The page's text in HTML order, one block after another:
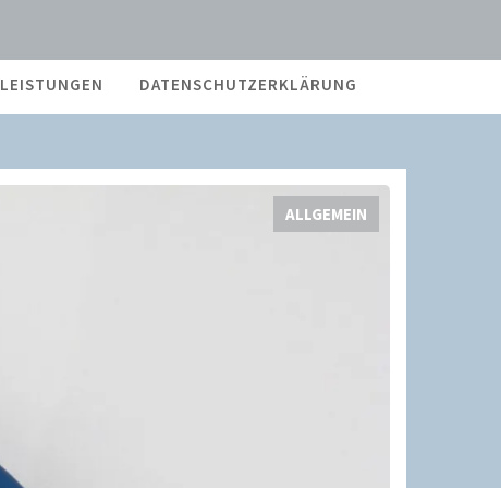
LEISTUNGEN DATENSCHUTZERKLÄRUNG
ALLGEMEIN